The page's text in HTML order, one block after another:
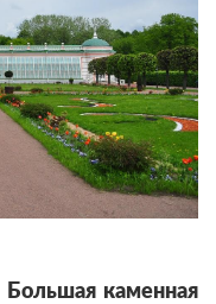
Большая каменная